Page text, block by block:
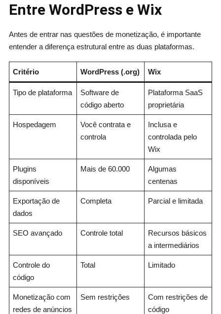
Entre WordPress e Wix
Antes de entrar nas questões de monetização, é importante
entender a diferença estrutural entre as duas plataformas.
Critério WordPress (.org) Wix
Tipo de plataforma
Software de
código aberto
Plataforma SaaS
proprietária
Hospedagem
Você contrata e
controla
Inclusa e
controlada pelo
Wix
Plugins
disponíveis
Mais de 60.000
Algumas
centenas
Exportação de
dados
Completa Parcial e limitada
SEO avançado Controle total
Recursos básicos
a intermediários
Controle do
código
Total Limitado
Monetização com
redes de anúncios
Sem restrições
Com restrições de
código